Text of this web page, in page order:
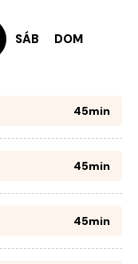
SÁB DOM
45min
45min
45min